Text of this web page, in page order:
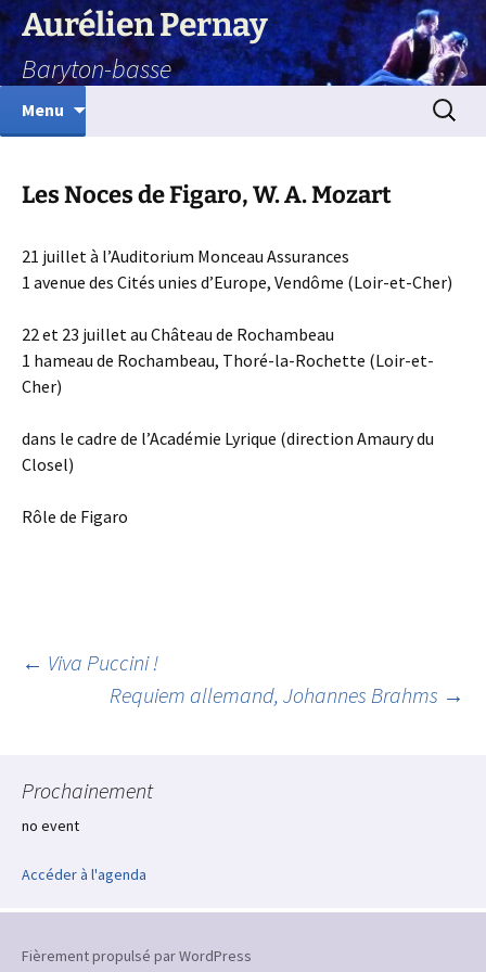
Aurélien Pernay
Baryton-basse
Menu
Les Noces de Figaro, W. A. Mozart
21 juillet à l’Auditorium Monceau Assurances
1 avenue des Cités unies d’Europe, Vendôme (Loir-et-Cher)
22 et 23 juillet au Château de Rochambeau
1 hameau de Rochambeau, Thoré-la-Rochette (Loir-et-
Cher)
dans le cadre de l’Académie Lyrique (direction Amaury du
Closel)
Rôle de Figaro
Navigation
articles
← Viva Puccini !
Requiem allemand, Johannes Brahms →
Prochainement
no event
Accéder à l'agenda
Fièrement propulsé par WordPress